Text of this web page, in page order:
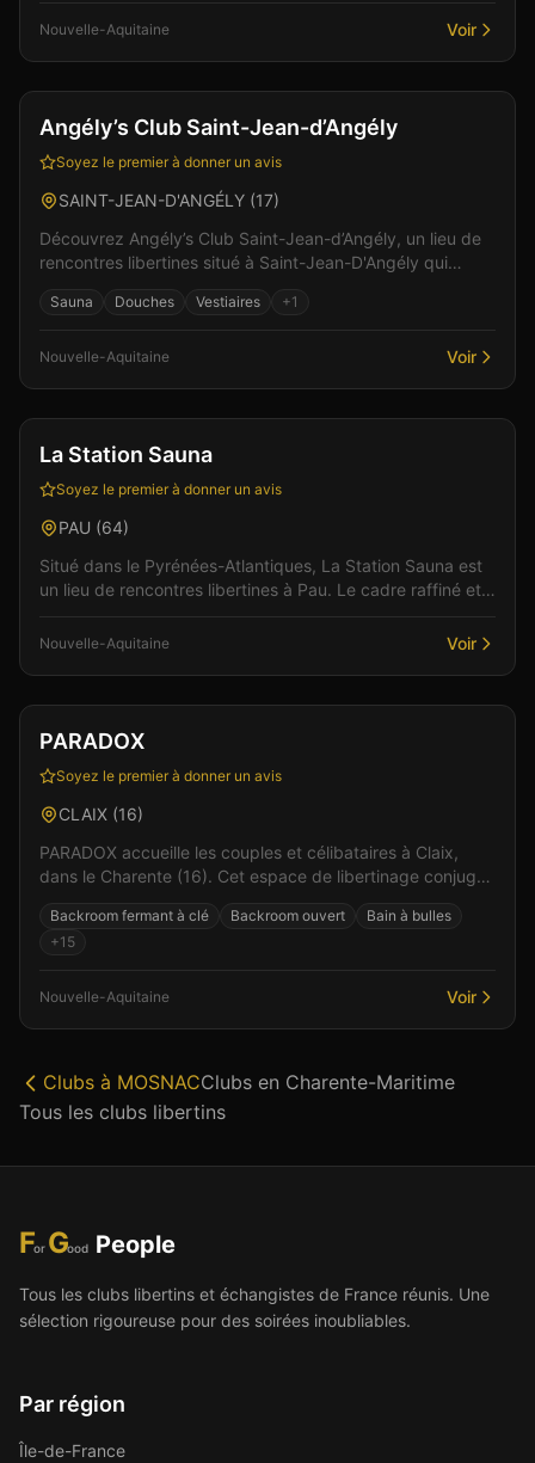
Nouvelle-Aquitaine Voir
Sauna
Angély’s Club Saint-Jean-d’Angély
Soyez le premier à donner un avis
SAINT-JEAN-D'ANGÉLY (17)
Découvrez Angély’s Club Saint-Jean-d’Angély, un lieu de
rencontres libertines situé à Saint-Jean-D'Angély qui
Sauna Douches Vestiaires +1
Nouvelle-Aquitaine Voir
Club Sauna +4
La Station Sauna
Soyez le premier à donner un avis
PAU (64)
Situé dans le Pyrénées-Atlantiques, La Station Sauna est
un lieu de rencontres libertines à Pau. Le cadre raffiné et
Nouvelle-Aquitaine Voir
Club Sauna +4
PARADOX
Soyez le premier à donner un avis
CLAIX (16)
PARADOX accueille les couples et célibataires à Claix,
dans le Charente (16). Cet espace de libertinage conjugue
Backroom fermant à clé Backroom ouvert
Bain à bulles
+15
Nouvelle-Aquitaine Voir
Clubs à MOSNACClubs en Charente-Maritime
Tous les clubs libertins
For Good People
Tous les clubs libertins et échangistes de France réunis. Une
sélection rigoureuse pour des soirées inoubliables.
Par région
Île-de-France